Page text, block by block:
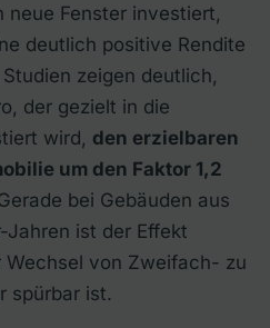
Fenster investiert,
deutlich positive Rendite
zeigen deutlich,
der gezielt in die
wird, den erzielbaren
um den Faktor 1,2
bei Gebäuden aus
Jahren ist der Effekt
Wechsel von Zweifach- zu
spürbar ist.